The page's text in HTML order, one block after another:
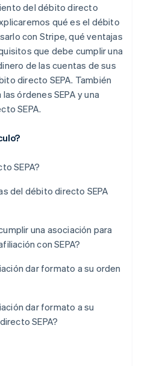
del débito directo
qué es el débito
con Stripe, qué ventajas
que debe cumplir una
de las cuentas de sus
directo SEPA. También
órdenes SEPA y una
SEPA.
SEPA?
del débito directo SEPA
una asociación para
con SEPA?
dar formato a su orden
dar formato a su
SEPA?